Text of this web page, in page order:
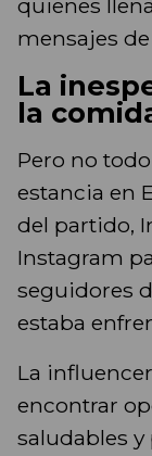
quienes
mensajes
La
la
Pero no
estancia en
del partido,
Instagram
seguidores
estaba
La
encontrar
saludables